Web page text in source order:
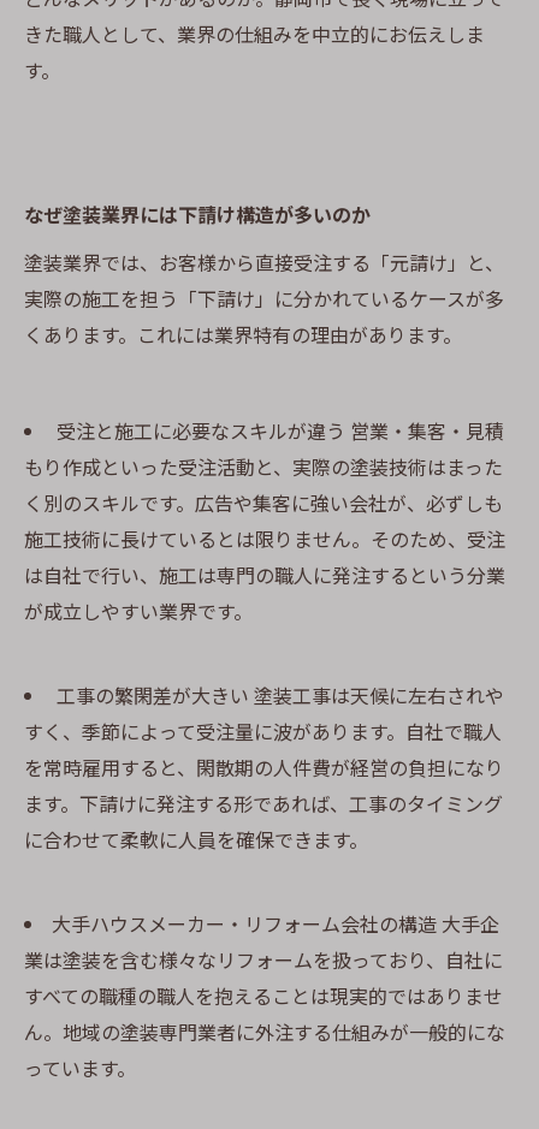
きた職人として、業界の仕組みを中立的にお伝えしま
す。
なぜ塗装業界には下請け構造が多いのか
塗装業界では、お客様から直接受注する「元請け」と、
実際の施工を担う「下請け」に分かれているケースが多
くあります。これには業界特有の理由があります。
受注と施工に必要なスキルが違う 営業・集客・見積
もり作成といった受注活動と、実際の塗装技術はまった
く別のスキルです。広告や集客に強い会社が、必ずしも
施工技術に長けているとは限りません。そのため、受注
は自社で行い、施工は専門の職人に発注するという分業
が成立しやすい業界です。
工事の繁閑差が大きい 塗装工事は天候に左右されや
すく、季節によって受注量に波があります。自社で職人
を常時雇用すると、閑散期の人件費が経営の負担になり
ます。下請けに発注する形であれば、工事のタイミング
に合わせて柔軟に人員を確保できます。
大手ハウスメーカー・リフォーム会社の構造 大手企
業は塗装を含む様々なリフォームを扱っており、自社に
すべての職種の職人を抱えることは現実的ではありませ
ん。地域の塗装専門業者に外注する仕組みが一般的にな
っています。